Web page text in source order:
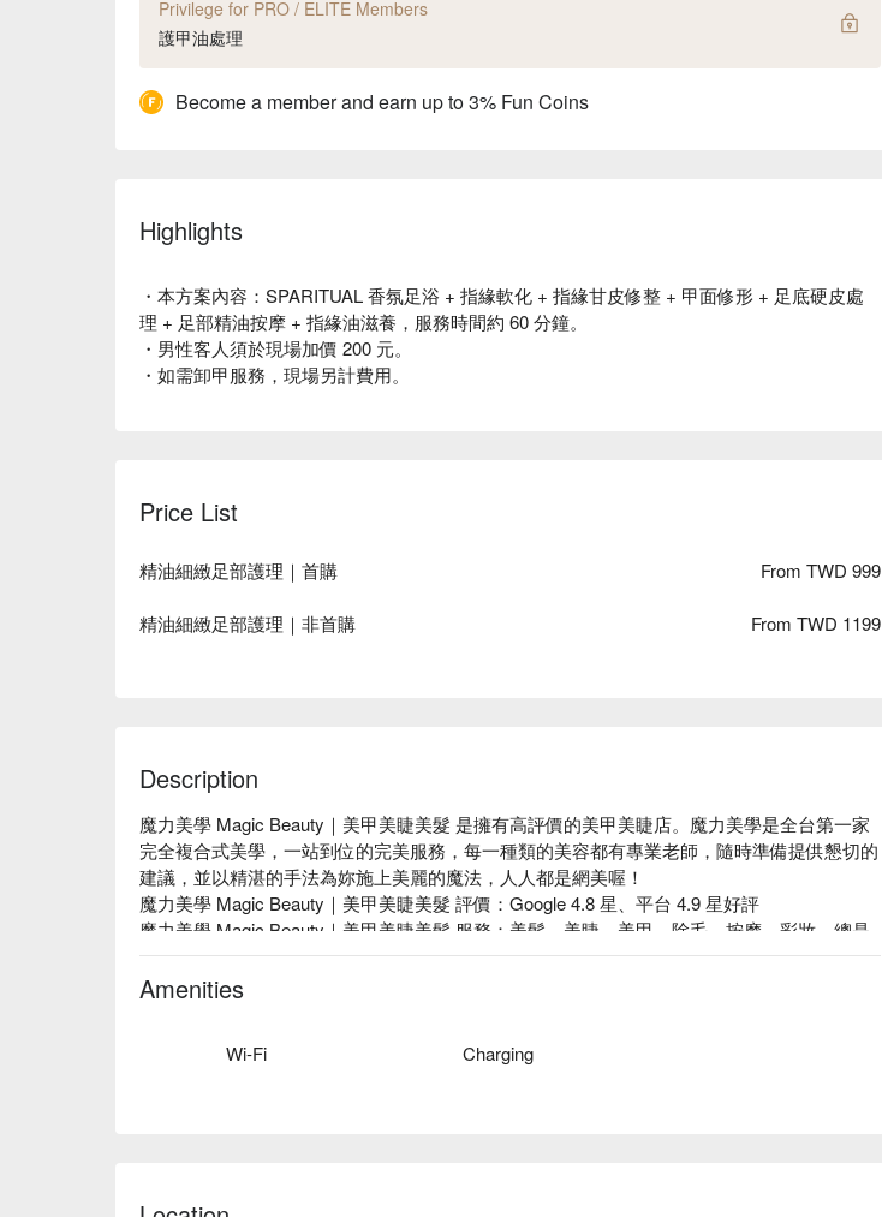
Privilege for PRO / ELITE Members
護甲油處理
Become a member and earn up to 3% Fun Coins
Highlights
・本方案內容：SPARITUAL 香氛足浴 + 指緣軟化 + 指緣甘皮修整 + 甲面修形 + 足底硬皮處
理 + 足部精油按摩 + 指緣油滋養，服務時間約 60 分鐘。
・男性客人須於現場加價 200 元。
・如需卸甲服務，現場另計費用。
Price List
精油細緻足部護理｜首購 From TWD 999
精油細緻足部護理｜非首購 From TWD 1199
Description
魔力美學 Magic Beauty｜美甲美睫美髮 是擁有高評價的美甲美睫店。魔力美學是全台第一家
完全複合式美學，一站到位的完美服務，每一種類的美容都有專業老師，隨時準備提供懇切的
建議，並以精湛的手法為妳施上美麗的魔法，人人都是網美喔！
魔力美學 Magic Beauty｜美甲美睫美髮 評價：Google 4.8 星、平台 4.9 星好評
魔力美學 Magic Beauty｜美甲美睫美髮 服務：美髮、美睫、美甲、除毛、按摩、彩妝，總是
零碎繁雜，魔力美學解決了這一切煩惱，妳所需要的所有，複合式的魔力美學通通有！
魔力美學 Magic Beauty｜美甲美睫美髮 推薦：時尚、明亮、優雅，找個晴朗的午後，與姐妹
Amenities
Wi-Fi Charging